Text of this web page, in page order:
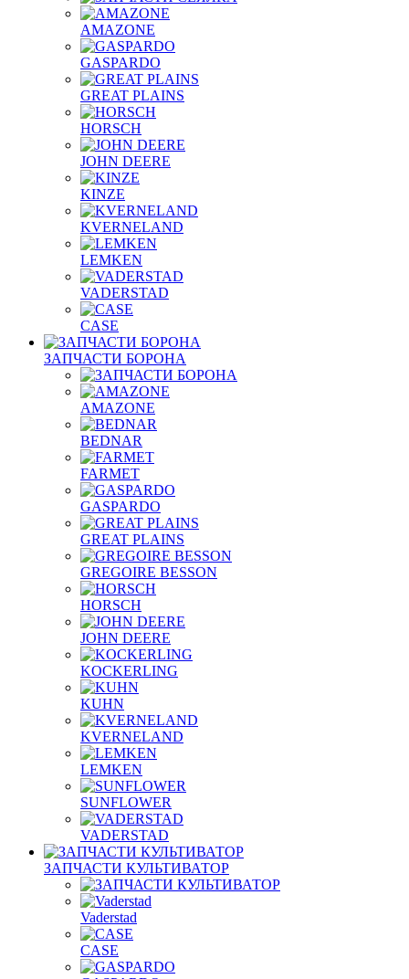
AMAZONE
GASPARDO
GREAT PLAINS
HORSCH
JOHN DEERE
KINZE
KVERNELAND
LEMKEN
VADERSTAD
СASE
ЗАПЧАСТИ БОРОНА
AMAZONE
BEDNAR
FARMET
GASPARDO
GREAT PLAINS
GREGOIRE BESSON
HORSCH
JOHN DEERE
KOCKERLING
KUHN
KVERNELAND
LEMKEN
SUNFLOWER
VADERSTAD
ЗАПЧАСТИ КУЛЬТИВАТОР
Vaderstad
CASE